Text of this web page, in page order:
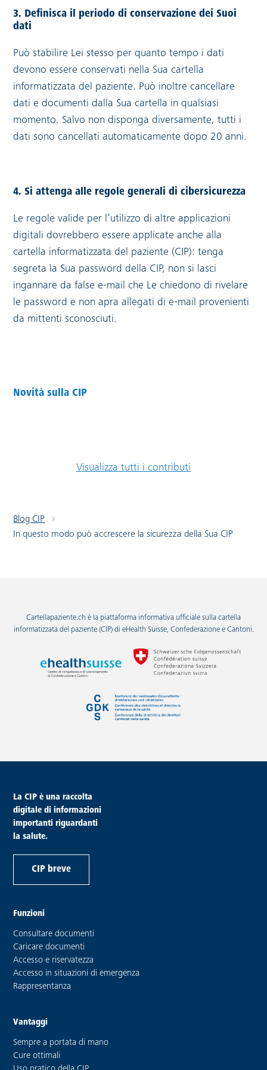
3. Definisca il periodo di conservazione dei Suoi
dati
Può stabilire Lei stesso per quanto tempo i dati
devono essere conservati nella Sua cartella
informatizzata del paziente. Può inoltre cancellare
dati e documenti dalla Sua cartella in qualsiasi
momento. Salvo non disponga diversamente, tutti i
dati sono cancellati automaticamente dopo 20 anni.
4. Si attenga alle regole generali di cibersicurezza
Le regole valide per l’utilizzo di altre applicazioni
digitali dovrebbero essere applicate anche alla
cartella informatizzata del paziente (CIP): tenga
segreta la Sua password della CIP, non si lasci
ingannare da false e-mail che Le chiedono di rivelare
le password e non apra allegati di e-mail provenienti
da mittenti sconosciuti.
Novità sulla CIP
Visualizza tutti i contributi
Blog CIP
In questo modo può accrescere la sicurezza della Sua CIP
Cartellapaziente.ch è la piattaforma informativa ufficiale sulla cartella
informatizzata del paziente (CIP) di eHealth Suisse, Confederazione e Cantoni.
piè di pagina
La CIP è una raccolta
digitale di informazioni
importanti riguardanti
la salute.
CIP breve
Funzioni
Consultare documenti
Caricare documenti
Accesso e riservatezza
Accesso in situazioni di emergenza
Rappresentanza
Vantaggi
Sempre a portata di mano
Cure ottimali